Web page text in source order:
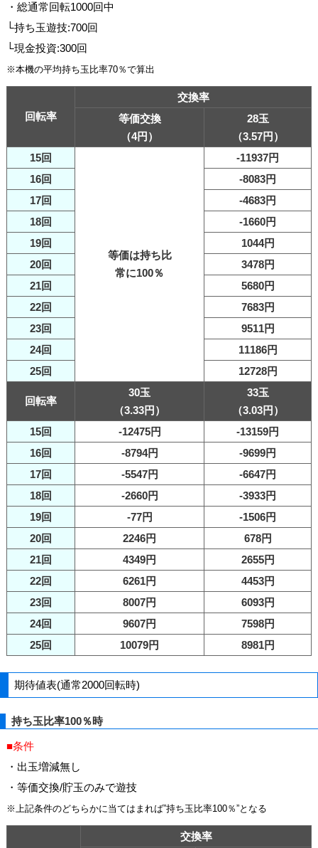
・総通常回転1000回中
└持ち玉遊技:700回
└現金投資:300回
※本機の平均持ち玉比率70％で算出
回転率
交換率
等価交換
（4円）
28玉
（3.57円）
15回
等価は持ち比
常に100％
-11937円
16回
-8083円
17回
-4683円
18回
-1660円
19回
1044円
20回
3478円
21回
5680円
22回
7683円
23回
9511円
24回
11186円
25回
12728円
回転率
30玉
（3.33円）
33玉
（3.03円）
15回
-12475円
-13159円
16回
-8794円
-9699円
17回
-5547円
-6647円
18回
-2660円
-3933円
19回
-77円
-1506円
20回
2246円
678円
21回
4349円
2655円
22回
6261円
4453円
23回
8007円
6093円
24回
9607円
7598円
25回
10079円 8981円
期待値表(通常2000回転時)
持ち玉比率100％時
■条件
・出玉増減無し
・等価交換/貯玉のみで遊技
※上記条件のどちらかに当てはまれば”持ち玉比率100％”となる
交換率